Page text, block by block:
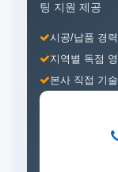
팅 지원 제공
시공/납품 경
지역별 독점
본사 직접 기